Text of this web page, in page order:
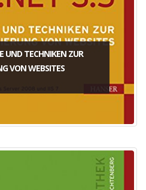
UND TECHNIKEN ZUR
VON WEBSITES